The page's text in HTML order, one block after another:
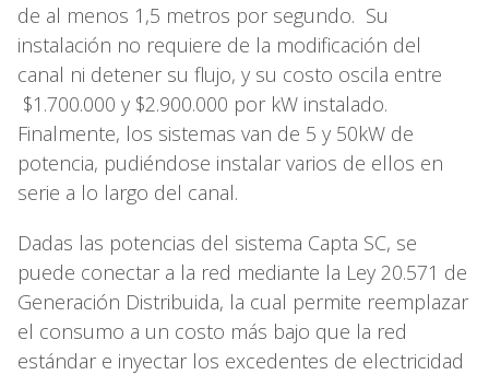
de al menos 1,5 metros por segundo. Su
instalación no requiere de la modificación del
canal ni detener su flujo, y su costo oscila entre
$1.700.000 y $2.900.000 por kW instalado.
Finalmente, los sistemas van de 5 y 50kW de
potencia, pudiéndose instalar varios de ellos en
serie a lo largo del canal.
Dadas las potencias del sistema Capta SC, se
puede conectar a la red mediante la Ley 20.571 de
Generación Distribuida, la cual permite reemplazar
el consumo a un costo más bajo que la red
estándar e inyectar los excedentes de electricidad